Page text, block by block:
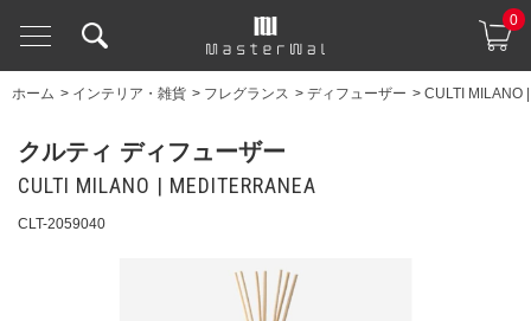
0
ホーム > インテリア・雑貨 > フレグランス > ディフューザー > CULTI MILANO
クルティ ディフューザー
CULTI MILANO | MEDITERRANEA
CLT-2059040